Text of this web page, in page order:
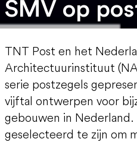
SMV op
TNT Post en het
Architectuurinstituut
serie postzegels
vijftal ontwerpen voor
gebouwen in
geselecteerd te zijn om